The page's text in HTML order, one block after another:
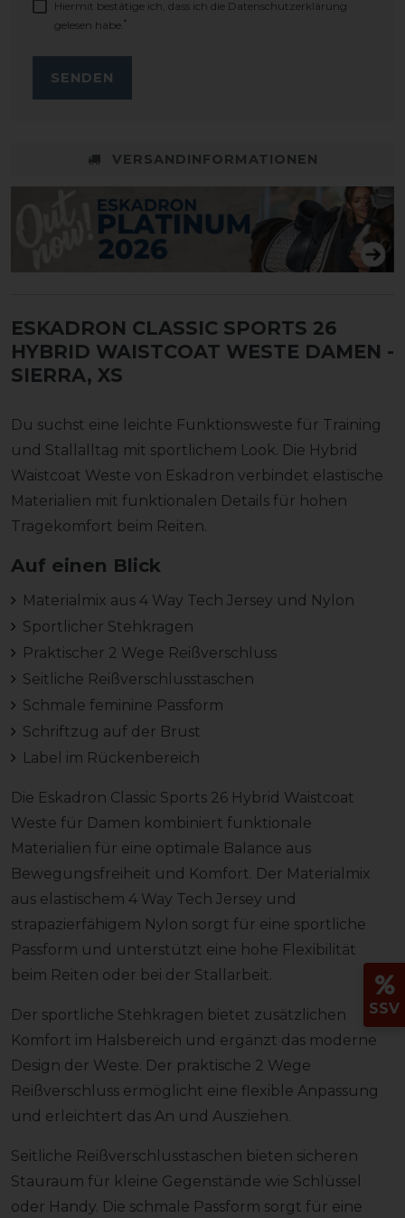
Hiermit bestätige ich, dass ich die Daten­schutz­erklärung
gelesen habe. *
SENDEN
VERSANDINFORMATIONEN
ESKADRON CLASSIC SPORTS 26
HYBRID WAISTCOAT WESTE DAMEN -
SIERRA, XS
Du suchst eine leichte Funktionsweste für Training
und Stallalltag mit sportlichem Look. Die Hybrid
Waistcoat Weste von Eskadron verbindet elastische
Materialien mit funktionalen Details für hohen
Tragekomfort beim Reiten.
Auf einen Blick
Materialmix aus 4 Way Tech Jersey und Nylon
Sportlicher Stehkragen
Praktischer 2 Wege Reißverschluss
Seitliche Reißverschlusstaschen
Schmale feminine Passform
Schriftzug auf der Brust
Label im Rückenbereich
Die Eskadron Classic Sports 26 Hybrid Waistcoat
Weste für Damen kombiniert funktionale
Materialien für eine optimale Balance aus
Bewegungsfreiheit und Komfort. Der Materialmix
aus elastischem 4 Way Tech Jersey und
strapazierfähigem Nylon sorgt für eine sportliche
Passform und unterstützt eine hohe Flexibilität
beim Reiten oder bei der Stallarbeit.
Der sportliche Stehkragen bietet zusätzlichen
Komfort im Halsbereich und ergänzt das moderne
Design der Weste. Der praktische 2 Wege
Reißverschluss ermöglicht eine flexible Anpassung
und erleichtert das An und Ausziehen.
Seitliche Reißverschlusstaschen bieten sicheren
Stauraum für kleine Gegenstände wie Schlüssel
oder Handy. Die schmale Passform sorgt für eine
SSV